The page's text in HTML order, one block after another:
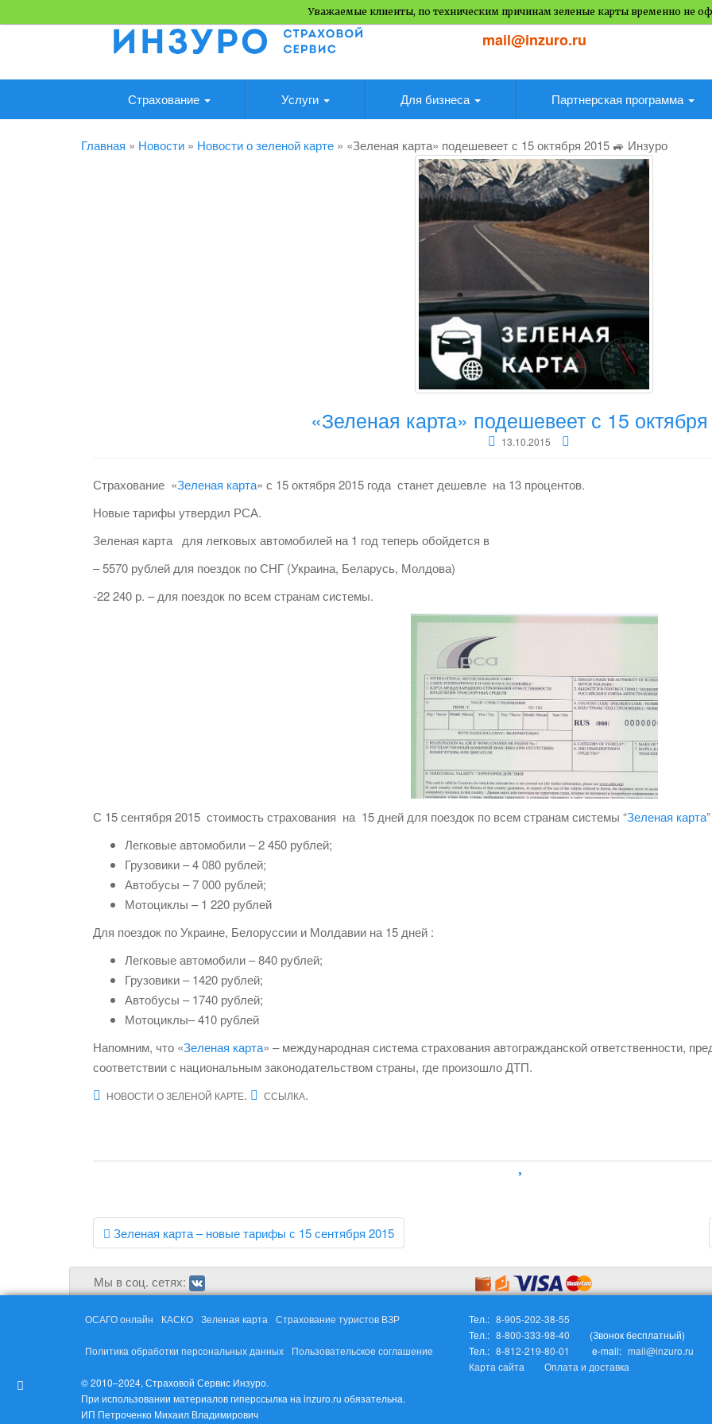
mail@inzuro.ru
Страхование Услуги Для бизнеса Партнерская программа
Главная » Новости » Новости о зеленой карте » «Зеленая карта» подешевеет с 15 октября 2015 🚙 Инзуро
«Зеленая карта» подешевеет с 15
13.10.2015
Страхование «Зеленая карта» с 15 октября 2015 года станет дешевле на 13 процентов.
Новые тарифы утвердил РСА.
Зеленая карта для легковых автомобилей на 1 год теперь обойдется в
– 5570 рублей для поездок по СНГ (Украина, Беларусь, Молдова)
-22 240 р. – для поездок по всем странам системы.
С 15 сентября 2015 стоимость страхования на 15 дней для поездок по всем странам системы “Зеленая карта
Легковые автомобили – 2 450 рублей;
Грузовики – 4 080 рублей;
Автобусы – 7 000 рублей;
Мотоциклы – 1 220 рублей
Для поездок по Украине, Белоруссии и Молдавии на 15 дней :
Легковые автомобили – 840 рублей;
Грузовики – 1420 рублей;
Автобусы – 1740 рублей;
Мотоциклы– 410 рублей
Напомним, что «Зеленая карта» – международная система страхования автогражданской ответственности,
соответствии с национальным законодательством страны, где произошло ДТП.
НОВОСТИ О ЗЕЛЕНОЙ КАРТЕ. ССЫЛКА.
Навигация
по
записям
Зеленая карта – новые тарифы с 15 сентября 2015
Мы в соц. сетях:
ОСАГО онлайн КАСКО Зеленая карта Страхование туристов ВЗР
Политика обработки персональных данных Пользовательское соглашение
Тел.: 8-905-202-38-55
Тел.: 8-800-333-98-40
(Звонок бесплатный)
Тел.: 8-812-219-80-01 e-mail: mail@inzuro.ru
Карта сайта
Оплата и доставка
© 2010–2024, Страховой Сервис Инзуро.
При использовании материалов гиперссылка на inzuro.ru обязательна.
ИП Петроченко Михаил Владимирович
Уважаемые клиенты, по техническим причинам зеленые карты временно не